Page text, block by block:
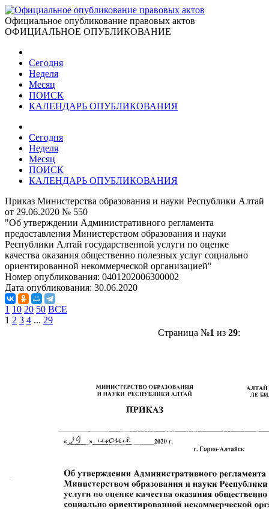
Официальное опубликование правовых актов
ОФИЦИАЛЬНОЕ ОПУБЛИКОВАНИЕ
Сегодня
Неделя
Месяц
ПОИСК
КАЛЕНДАРЬ ОПУБЛИКОВАНИЯ
Сегодня
Неделя
Месяц
ПОИСК
КАЛЕНДАРЬ ОПУБЛИКОВАНИЯ
Приказ Министерства образования и науки Республики Алтай
от 29.06.2020 № 550
"Об утверждении Административного регламента
предоставления Министерством образования и науки
Республики Алтай государственной услуги по оценке
качества оказания общественно полезных услуг социально
ориентированной некоммерческой организацией"
Номер опубликования: 0401202006300002
Дата опубликования: 30.06.2020
1 10 20 50 ВСЕ
1 2 3 4 ... 29
Страница №1 из 29: